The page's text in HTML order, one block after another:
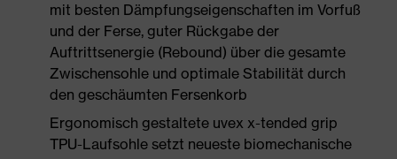
mit besten Dämpfungseigenschaften im Vorfuß
und der Ferse, guter Rückgabe der
Auftrittsenergie (Rebound) über die gesamte
Zwischensohle und optimale Stabilität durch
den geschäumten Fersenkorb
Ergonomisch gestaltete uvex x-tended grip
TPU-Laufsohle setzt neueste biomechanische